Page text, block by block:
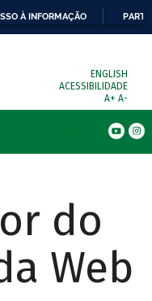
À INFORMAÇÃO
ENGLISH
ACESSIBILIDADE
A+ A-
do
Web